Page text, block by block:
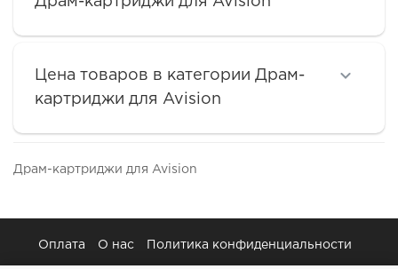
Цена товаров в категории Драм-
картриджи для Avision
Драм-картриджи для Avision
Оплата О нас Политика конфиденциальности